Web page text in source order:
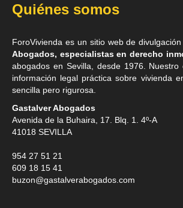
Quiénes somos
ForoVivienda es un sitio web de
Abogados, especialistas en derecho
abogados en Sevilla , desde 1976.
información legal práctica sobre vivienda
sencilla pero rigurosa.
Gastalver Abogados
Avenida de la Buhaira, 17. Blq. 1. 4º-A
41018 SEVILLA
954 27 51 21
609 18 15 41
buzon@gastalverabogados.com